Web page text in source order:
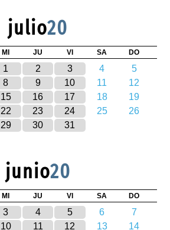
julio20
MI JU VI SA DO
1 2 3 4
5
8 9 10 11
12
15 16 17 18
19
22 23 24 25
26
29 30 31
junio20
MI JU VI SA DO
3 4 5 6
7
10 11 12 13
14